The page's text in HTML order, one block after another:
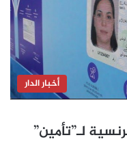
أخبار الدار
لـ”تأمين”